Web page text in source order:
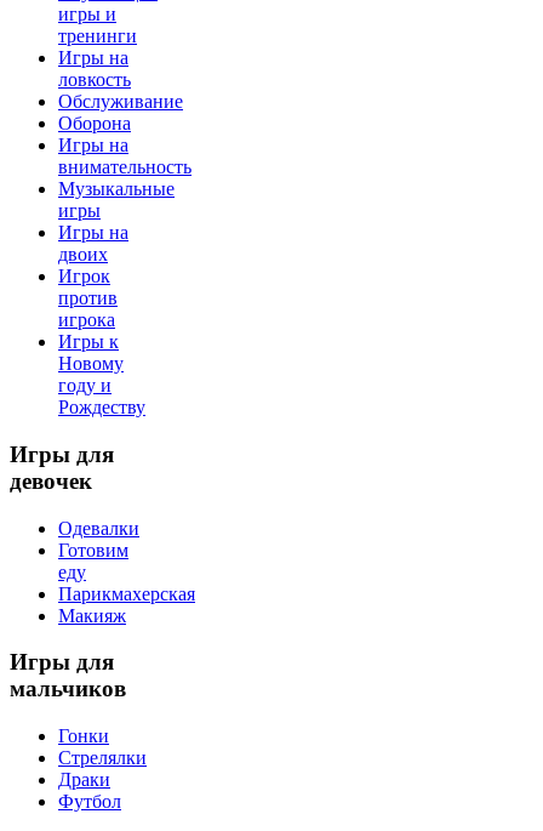
игры и
тренинги
Игры на
ловкость
Обслуживание
Оборона
Игры на
внимательность
Музыкальные
игры
Игры на
двоих
Игрок
против
игрока
Игры к
Новому
году и
Рождеству
Игры для
девочек
Одевалки
Готовим
еду
Парикмахерская
Макияж
Игры для
мальчиков
Гонки
Стрелялки
Драки
Футбол